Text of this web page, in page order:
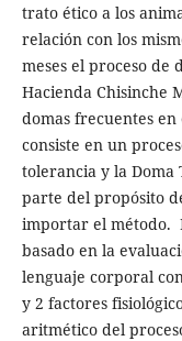
trato ético a los
relación con los
meses el proceso de
Hacienda Chisinche
domas frecuentes
consiste en un
tolerancia y la Doma
parte del propósito
importar el método.
basado en la
lenguaje corporal
y 2 factores
aritmético del